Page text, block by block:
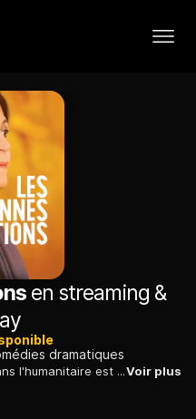
en streaming &
dramatiques
Une quinquagénaire surinvestie dans l'humanitaire est mise en concurrence dans le centre social où elle travaille. Elle va alors embarquer ses élèves en cours d'alphabétisation, avec l'aide d'un moniteur passablement foireux, sur le hasardeux chemin du code de la route...Voir plus